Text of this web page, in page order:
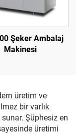
Şeker Ambalaj
Makinesi
üretim ve
bir varlık
Şüphesiz en
üretimi